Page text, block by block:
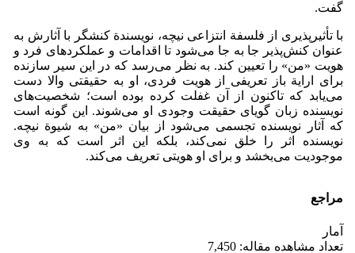
گفت.
با تأثیرپذیری از فلسفة انتزاعی نیچه، نویسندة کنشگر با آثارش به
عنوان کنش‌پذیر جا به جا می‌شود تا اقدامات و عملکردهای فرد و
هویت «من» را تعیین کند. به نظر می‌رسد که در این سیر سازنده
برای ارایة باز تعریفی از هویت فردی، او به حقیقتی والا دست
می‌یابد که تاکنون از آن غفلت کرده بوده است؛ شخصیت‌های
نویسنده زبان گویای حقیقت وجودی او می‌شوند. این گونه است
که آثار نویسنده تجسمی می‌شود از بیان «من» به شیوة نیچه.
نویسنده اثر را خلق نمی‌کند، بلکه این اثر است که به وی
موجودیت می‌بخشد و برای او هویتی تعریف می‌کند.
مراجع
آمار
تعداد مشاهده مقاله: 7,450